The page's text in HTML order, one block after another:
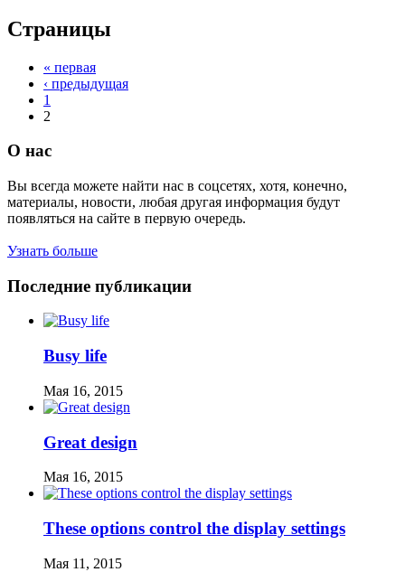
Страницы
« первая
‹ предыдущая
1
2
О нас
Вы всегда можете найти нас в соцсетях, хотя, конечно,
материалы, новости, любая другая информация будут
появляться на сайте в первую очередь.
Узнать больше
Последние публикации
Busy life
Мая 16, 2015
Great design
Мая 16, 2015
These options control the display settings
Мая 11, 2015